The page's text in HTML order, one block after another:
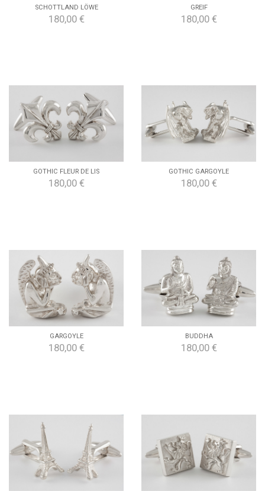
SCHOTTLAND LÖWE
180,00 €
GREIF
180,00 €
GOTHIC FLEUR DE LIS
180,00 €
GOTHIC GARGOYLE
180,00 €
GARGOYLE
180,00 €
BUDDHA
180,00 €